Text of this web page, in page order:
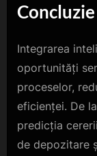
Concluzie
Integrarea
oportunități
proceselor,
eficienței. De
predicția
de depozitare